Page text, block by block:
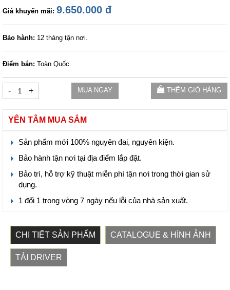
Giá khuyến mãi: 9.650.000 đ
Bảo hành: 12 tháng tận nơi.
Điểm bán: Toàn Quốc
- + MUA NGAY THÊM GIỎ HÀNG
YÊN TÂM MUA SẮM
Sản phẩm mới 100% nguyên đai, nguyên kiện.
Bảo hành tận nơi tại địa điểm lắp đặt.
Bảo trì, hỗ trợ kỹ thuật miễn phí tận nơi trong thời gian sử
dụng.
1 đổi 1 trong vòng 7 ngày nếu lỗi của nhà sản xuất.
CHI TIẾT SẢN PHẨM CATALOGUE & HÌNH ẢNH
TẢI DRIVER